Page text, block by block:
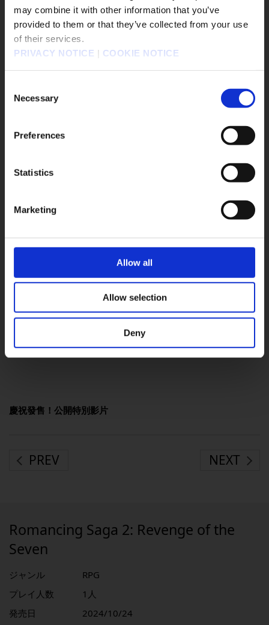
may combine it with other information that you’ve
provided to them or that they’ve collected from your use
of their services.
PRIVACY NOTICE | COOKIE NOTICE
Selection
Necessary
Preferences
Statistics
Marketing
Allow all
Allow selection
Deny
④強化部分全身鎧甲、布衣、盾及其他裝備
⑤強化金剛盾、風神劍、利爪伸長、火熾拳
⑦新增「繼承資料開始新遊戲」中不繼承的選項
最大HP、最大BP、武器等級、法術等級、專精等級、能力
⑧在選單畫面新增現在的帝國曆
⑨在戰鬥畫面新增陣形圖示
⑫在選項中新增「動態模糊」的ON/OFF項目
⑬降低了奇卡巴山、魔導士的堡壘、詩人的洞窟等需要跳躍動
慶祝發售！公開特別影片
PREV NEXT
Romancing Saga 2: Revenge of the
Seven
ジャンル
RPG
プレイ人数
1人
発売日
2024/10/24
販売エリアを選択してください。
Please select a sales area.